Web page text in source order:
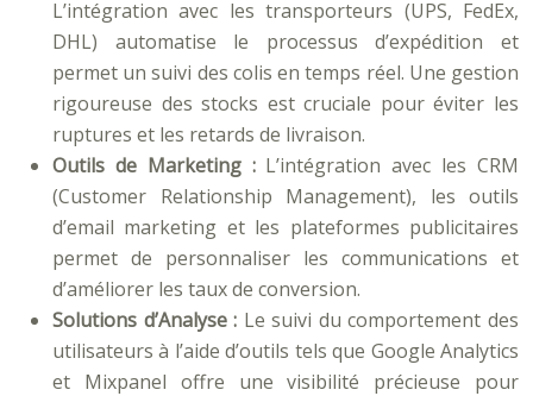
L’intégration avec les transporteurs (UPS, FedEx,
DHL) automatise le processus d’expédition et
permet un suivi des colis en temps réel. Une gestion
rigoureuse des stocks est cruciale pour éviter les
ruptures et les retards de livraison.
Outils de Marketing : L’intégration avec les CRM
(Customer Relationship Management), les outils
d’email marketing et les plateformes publicitaires
permet de personnaliser les communications et
d’améliorer les taux de conversion.
Solutions d’Analyse : Le suivi du comportement des
utilisateurs à l’aide d’outils tels que Google Analytics
et Mixpanel offre une visibilité précieuse pour